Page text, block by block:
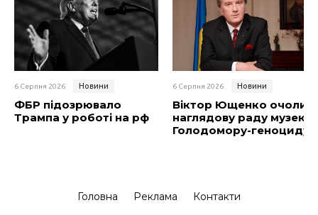
6 Серпня 2026 Новини
ФБР підозрювало
Трампа у роботі на рф
6 Серпня 2026 Новини
Віктор Ющенко очолив
наглядову раду музею
Голодомору-геноциду
Головна Реклама Контакти